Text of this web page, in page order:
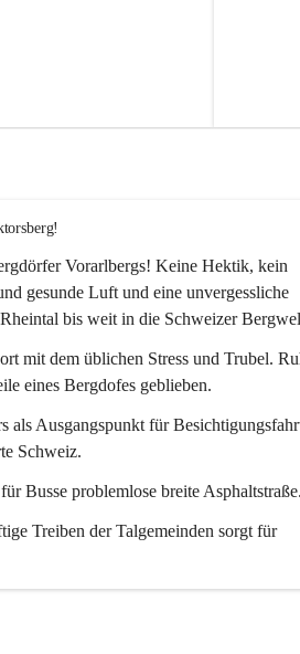
Vorarlbergs! Keine Hektik, kein
gesunde Luft und eine unvergessliche
bis weit in die Schweizer
mit dem üblichen Stress und Trubel.
eines Bergdofes geblieben.
als Ausgangspunkt für
Schweiz.
Busse problemlose breite
Treiben der Talgemeinden sorgt für